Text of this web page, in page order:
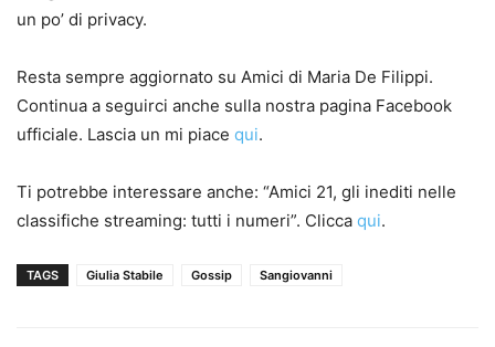
un po’ di privacy.
Resta sempre aggiornato su Amici di Maria De Filippi.
Continua a seguirci anche sulla nostra pagina Facebook
ufficiale. Lascia un mi piace qui.
Ti potrebbe interessare anche: “Amici 21, gli inediti nelle
classifiche streaming: tutti i numeri”. Clicca qui.
TAGS Giulia Stabile Gossip Sangiovanni